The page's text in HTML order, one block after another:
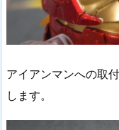
アイアンマンへの取
します。